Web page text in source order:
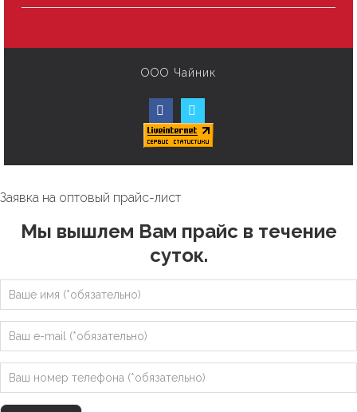
ООО Чайник
Заявка на оптовый прайс-лист
Мы вышлем Вам прайс в течение
суток.